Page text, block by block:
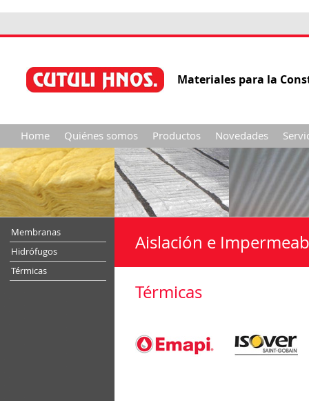
Materiales para la
Home Quiénes somos Productos Novedades
Membranas
Hidrófugos
Térmicas
Aislación e
Térmicas